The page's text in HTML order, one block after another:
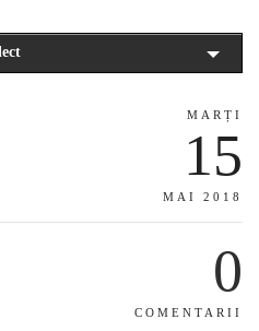
MARȚI
15
MAI 2018
0
COMENTARII